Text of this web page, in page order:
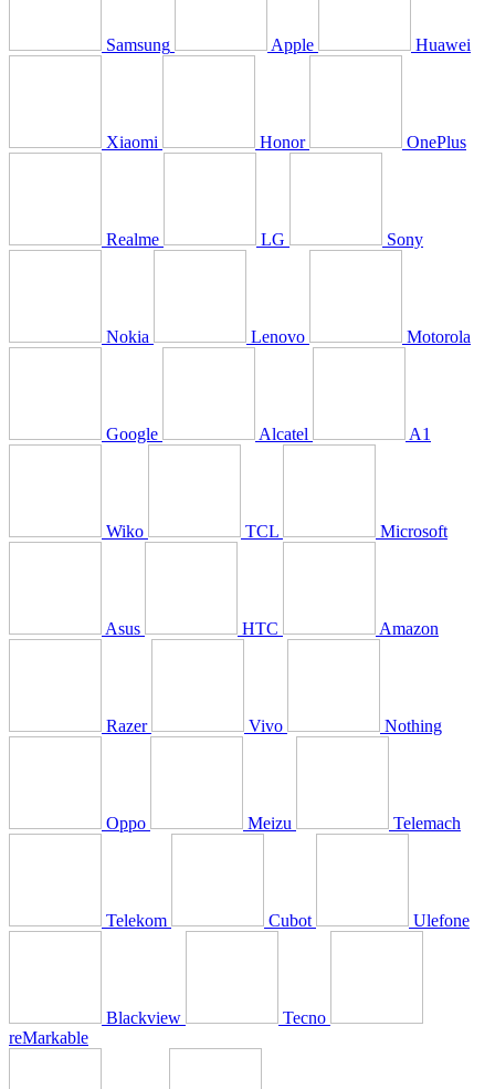
Samsung Apple Huawei
Xiaomi Honor OnePlus
Realme LG Sony
Nokia Lenovo Motorola
Google Alcatel A1
Wiko TCL Microsoft
Asus HTC Amazon
Razer Vivo Nothing
Oppo Meizu Telemach
Telekom Cubot Ulefone
Blackview
Tecno
reMarkable